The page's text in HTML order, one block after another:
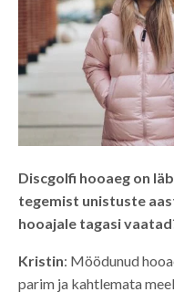
Discgolfi hooaeg on
tegemist unistuste
hooajale tagasi
Kristin: Möödunud
parim ja kahtlemata